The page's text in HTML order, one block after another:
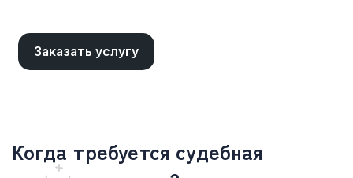
Заказать услугу
Когда требуется судебная